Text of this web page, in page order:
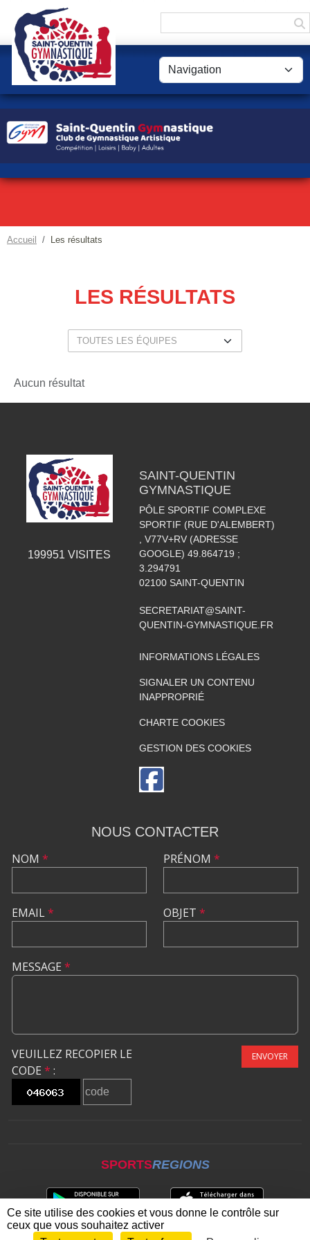
Accueil Les résultats
LES RÉSULTATS
Aucun résultat
199951 VISITES
SAINT-QUENTIN
GYMNASTIQUE
PÔLE SPORTIF COMPLEXE
SPORTIF (RUE D'ALEMBERT)
, V77V+RV (ADRESSE
GOOGLE) 49.864719 ;
3.294791
02100 SAINT-QUENTIN
SECRETARIAT@SAINT-
QUENTIN-GYMNASTIQUE.FR
INFORMATIONS LÉGALES
SIGNALER UN CONTENU
INAPPROPRIÉ
CHARTE COOKIES
GESTION DES COOKIES
NOUS CONTACTER
NOM *
EMAIL*
PRÉNOM *
OBJET *
MESSAGE *
VEUILLEZ RECOPIER LE
CODE * :
ENVOYER
SPORTSREGIONS
Panneau de gestion des cookies
Ce site utilise des cookies et vous donne le contrôle sur
ceux que vous souhaitez activer